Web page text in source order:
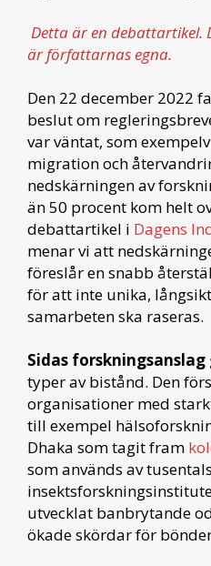
Detta är en debattartikel.
är författarnas egna.
Den 22 december 2022
beslut om
var väntat, som
migration och
nedskärningen av
än 50 procent kom helt
debattartikel i Dagens
menar vi att
föreslår en snabb
för att inte unika,
samarbeten ska raseras.
Sidas forskningsanslag
typer av bistånd. Den
organisationer med
till exempel
Dhaka som tagit fram
som används av
utvecklat banbrytande
ökade skördar för